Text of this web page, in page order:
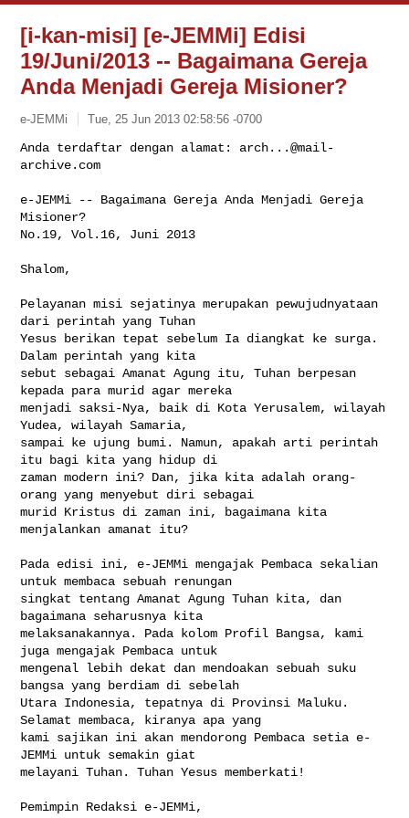
[i-kan-misi] [e-JEMMi] Edisi
19/Juni/2013 -- Bagaimana Gereja
Anda Menjadi Gereja Misioner?
e-JEMMi Tue, 25 Jun 2013 02:58:56 -0700
Anda terdaftar dengan alamat: arch...@mail-
archive.com
e-JEMMi -- Bagaimana Gereja Anda Menjadi Gereja
Misioner?
No.19, Vol.16, Juni 2013
Shalom,
Pelayanan misi sejatinya merupakan pewujudnyataan
dari perintah yang Tuhan
Yesus berikan tepat sebelum Ia diangkat ke surga.
Dalam perintah yang kita
sebut sebagai Amanat Agung itu, Tuhan berpesan
kepada para murid agar mereka
menjadi saksi-Nya, baik di Kota Yerusalem, wilayah
Yudea, wilayah Samaria,
sampai ke ujung bumi. Namun, apakah arti perintah
itu bagi kita yang hidup di
zaman modern ini? Dan, jika kita adalah orang-
orang yang menyebut diri sebagai
murid Kristus di zaman ini, bagaimana kita
menjalankan amanat itu?
Pada edisi ini, e-JEMMi mengajak Pembaca sekalian
untuk membaca sebuah renungan
singkat tentang Amanat Agung Tuhan kita, dan
bagaimana seharusnya kita
melaksanakannya. Pada kolom Profil Bangsa, kami
juga mengajak Pembaca untuk
mengenal lebih dekat dan mendoakan sebuah suku
bangsa yang berdiam di sebelah
Utara Indonesia, tepatnya di Provinsi Maluku.
Selamat membaca, kiranya apa yang
kami sajikan ini akan mendorong Pembaca setia e-
JEMMi untuk semakin giat
melayani Tuhan. Tuhan Yesus memberkati!
Pemimpin Redaksi e-JEMMi,